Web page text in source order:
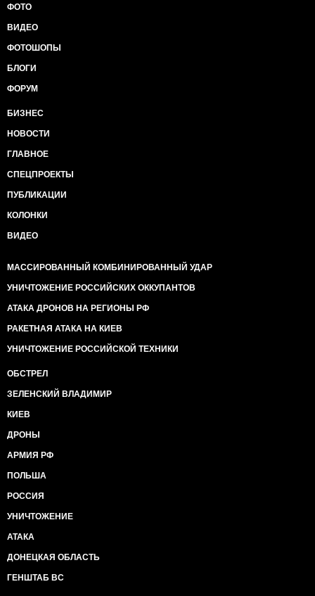
ФОТО
ВИДЕО
ФОТОШОПЫ
БЛОГИ
ФОРУМ
БИЗНЕС
НОВОСТИ
ГЛАВНОЕ
СПЕЦПРОЕКТЫ
ПУБЛИКАЦИИ
КОЛОНКИ
ВИДЕО
МАССИРОВАННЫЙ КОМБИНИРОВАННЫЙ УДАР
УНИЧТОЖЕНИЕ РОССИЙСКИХ ОККУПАНТОВ
АТАКА ДРОНОВ НА РЕГИОНЫ РФ
РАКЕТНАЯ АТАКА НА КИЕВ
УНИЧТОЖЕНИЕ РОССИЙСКОЙ ТЕХНИКИ
ОБСТРЕЛ
ЗЕЛЕНСКИЙ ВЛАДИМИР
КИЕВ
ДРОНЫ
АРМИЯ РФ
ПОЛЬША
РОССИЯ
УНИЧТОЖЕНИЕ
АТАКА
ДОНЕЦКАЯ ОБЛАСТЬ
ГЕНШТАБ ВС